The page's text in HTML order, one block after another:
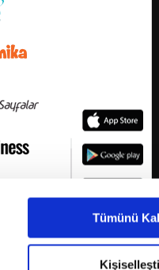
Tümünü